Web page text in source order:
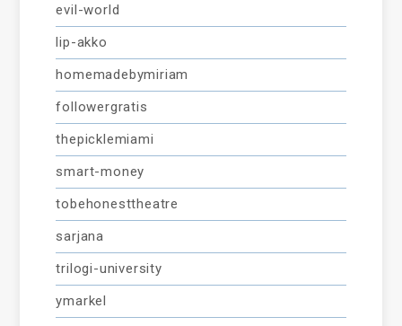
evil-world
lip-akko
homemadebymiriam
followergratis
thepicklemiami
smart-money
tobehonesttheatre
sarjana
trilogi-university
ymarkel